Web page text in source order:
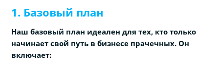
1. Базовый план
Наш базовый план идеален для тех, кто только
начинает свой путь в бизнесе прачечных. Он
включает: